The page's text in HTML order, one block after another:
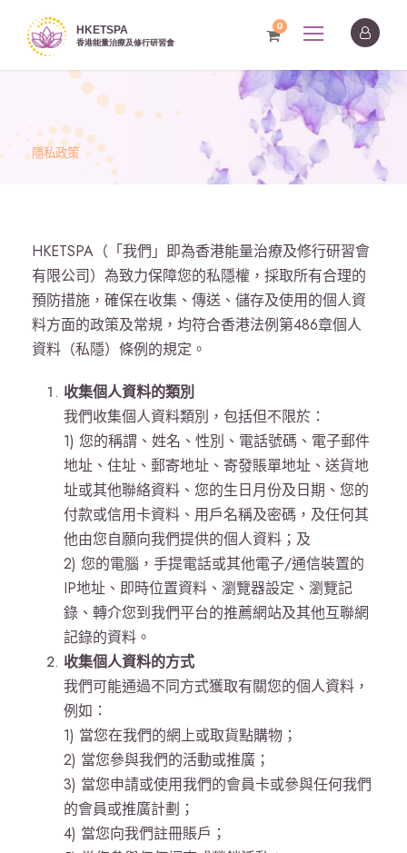
0
隱私政策
HKETSPA（「我們」即為香港能量治療及修行研習會
有限公司）為致力保障您的私隱權，採取所有合理的
預防措施，確保在收集、傳送、儲存及使用的個人資
料方面的政策及常規，均符合香港法例第486章個人
資料（私隱）條例的規定。
收集個人資料的類別
我們收集個人資料類別，包括但不限於：
1) 您的稱謂、姓名、性別、電話號碼、電子郵件
地址、住址、郵寄地址、寄發賬單地址、送貨地
址或其他聯絡資料、您的生日月份及日期、您的
付款或信用卡資料、用戶名稱及密碼，及任何其
他由您自願向我們提供的個人資料；及
2) 您的電腦，手提電話或其他電子/通信裝置的
IP地址、即時位置資料、瀏覽器設定、瀏覽記
錄、轉介您到我們平台的推薦網站及其他互聯網
記錄的資料。
收集個人資料的方式
我們可能通過不同方式獲取有關您的個人資料，
例如：
1) 當您在我們的網上或取貨點購物；
2) 當您參與我們的活動或推廣；
3) 當您申請或使用我們的會員卡或參與任何我們
的會員或推廣計劃；
4) 當您向我們註冊賬戶；